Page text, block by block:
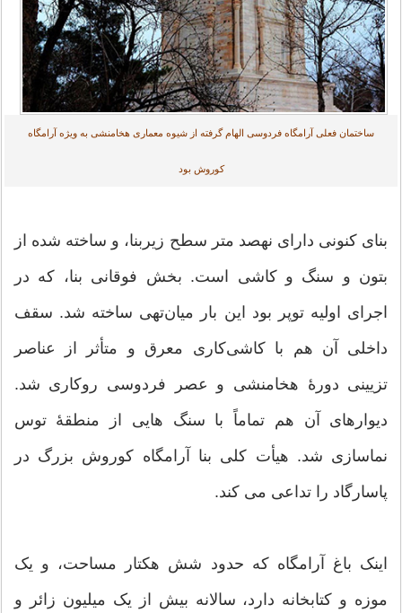
ساختمان فعلی آرامگاه فردوسی الهام گرفته از شیوه معماری هخامنشی به ویژه آرامگاه
کوروش بود
بنای کنونی دارای نهصد متر سطح زیربنا، و ساخته شده از
بتون و سنگ و کاشی است. بخش فوقانی بنا، که در
اجرای اولیه توپر بود این بار میان‌تهی ساخته شد. سقف
داخلی آن هم با کاشی‌کاری معرق و متأثر از عناصر
تزیینی دورهٔ هخامنشی و عصر فردوسی روکاری شد.
دیوارهای آن هم تماماً با سنگ هایی از منطقهٔ توس
نماسازی شد. هیأت کلی بنا آرامگاه کوروش بزرگ در
پاسارگاد را تداعی می‌ کند.
اینک باغ آرامگاه که حدود شش هکتار مساحت، و یک
موزه و کتابخانه دارد، سالانه بیش از یک میلیون زائر و